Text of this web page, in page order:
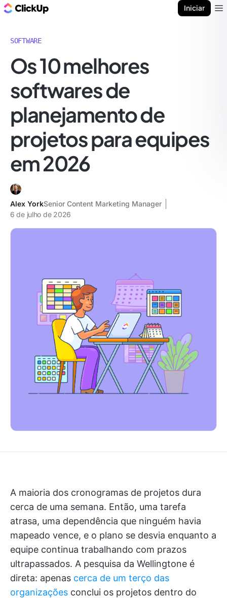
Iniciar
SOFTWARE
Os 10 melhores
softwares de
planejamento de
projetos para equipes
em 2026
Alex YorkSenior Content Marketing Manager
6 de julho de 2026
A maioria dos cronogramas de projetos dura
cerca de uma semana. Então, uma tarefa
atrasa, uma dependência que ninguém havia
mapeado vence, e o plano se desvia enquanto a
equipe continua trabalhando com prazos
ultrapassados. A pesquisa da Wellingtone é
direta: apenas cerca de um terço das
organizações conclui os projetos dentro do